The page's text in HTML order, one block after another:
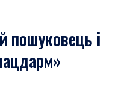
пошуковець і